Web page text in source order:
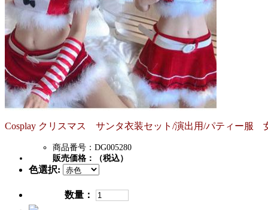
Cosplay クリスマス サンタ衣装セット/演出用/パティー服
商品番号：DG005280
販売価格：
（税込）
色選択:
数量：